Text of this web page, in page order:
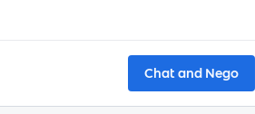
Chat and Nego